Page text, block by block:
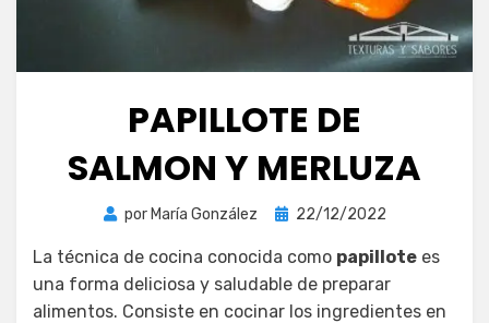
PAPILLOTE DE
SALMON Y MERLUZA
por María González
Publicada
22/12/2022
La técnica de cocina conocida como papillote es
una forma deliciosa y saludable de preparar
alimentos. Consiste en cocinar los ingredientes en